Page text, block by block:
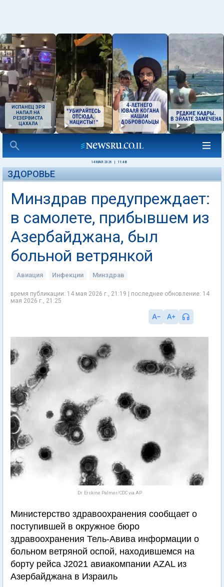
ИСПАНЕЦ ЗРЯ
НАПАЛ НА
РЕЗЕРВИСТА
ЦАХАЛА
14 МАЯ 2026 11:48
ЗДОРОВЬЕ
Минздрав предупреждает:
в самолете, прибывшем из
Азербайджана, был
больной ветрянкой
Авиация Инфекции Минздрав
время публикации: 14 мая 2026 г., 21:19 | последнее обновление: 14
мая 2026 г., 21:25
Dr. Erskine Palmer/CDC via AP
Министерство здравоохранения сообщает о
поступившей в окружное бюро
здравоохранения Тель-Авива информации о
больном ветряной оспой, находившемся на
борту рейса J2021 авиакомпании AZAL из
Азербайджана в Израиль